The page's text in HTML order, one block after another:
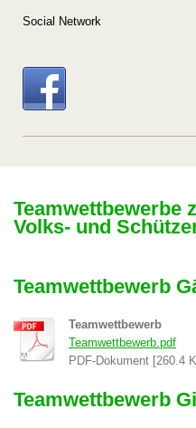
Social Network
Teamwettbewerbe
Volks- und
Teamwettbewerb
Teamwettbewerb
Teamwettbewerb.pdf
PDF-Dokument [260.4
Teamwettbewerb